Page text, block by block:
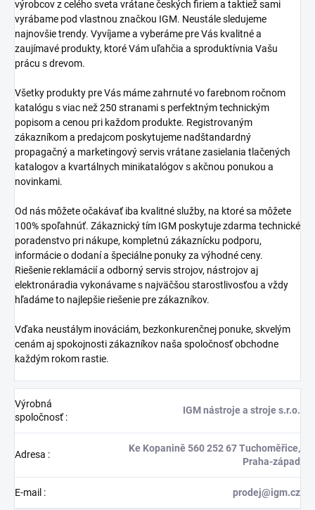
výrobcov z celého sveta vrátane českých firiem a taktiež sami
vyrábame pod vlastnou značkou IGM. Neustále sledujeme
najnovšie trendy. Vyvíjame a vyberáme pre Vás kvalitné a
zaujímavé produkty, ktoré Vám uľahčia a sproduktívnia Vašu
prácu s drevom.
Všetky produkty pre Vás máme zahrnuté vo farebnom ročnom
katalógu s viac než 250 stranami s perfektným technickým
popisom a cenou pri každom produkte. Registrovaným
zákazníkom a predajcom poskytujeme nadštandardný
propagačný a marketingový servis vrátane zasielania tlačených
katalogov a kvartálnych minikatalógov s akčnou ponukou a
novinkami.
Od nás môžete očakávať iba kvalitné služby, na ktoré sa môžete
100% spoľahnúť. Zákaznický tím IGM poskytuje zdarma technické
poradenstvo pri nákupe, kompletnú zákaznícku podporu,
informácie o dodaní a špeciálne ponuky za výhodné ceny.
Riešenie reklamácií a odborný servis strojov, nástrojov aj
elektronáradia vykonávame s najväčšou starostlivosťou a vždy
hľadáme to najlepšie riešenie pre zákazníkov.
Vďaka neustálym inováciám, bezkonkurenčnej ponuke, skvelým
cenám aj spokojnosti zákazníkov naša spoločnosť obchodne
každým rokom rastie.
Výrobná
spoločnosť:
IGM nástroje a stroje s.r.o.
Adresa :
Ke Kopanině 560 252 67 Tuchoměřice,
Praha-západ
E-mail : prodej@igm.cz